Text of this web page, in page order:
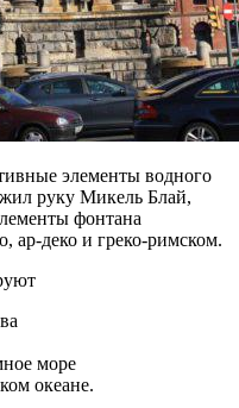
элементы водного
руку Микель Блай,
фонтана
ар-деко и греко-римском.
море
океане.